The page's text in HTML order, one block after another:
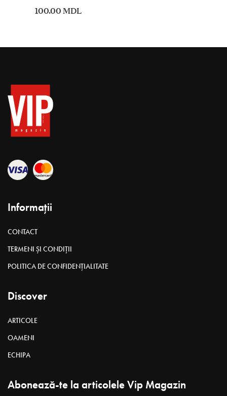
100.00 MDL
Informații
CONTACT
TERMENI ȘI CONDIȚII
POLITICA DE CONFIDENȚIALITATE
Discover
ARTICOLE
OAMENI
ECHIPA
Abonează-te la articolele Vip Magazin